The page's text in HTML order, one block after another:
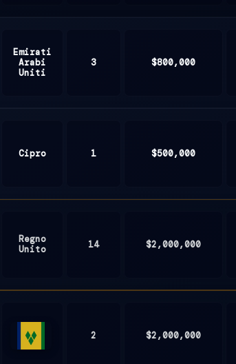
Emirati
Arabi
Uniti
3 $800,000
Cipro 1 $500,000
Regno
Unito
14 $2,000,000
2 $2,000,000